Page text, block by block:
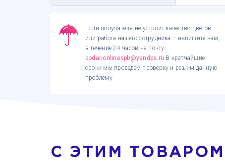
Если получателя не устроит качество цветов
или работа нашего сотрудника – напишите нам,
в течение 24 часов на почту:
podarionlinespb@yandex.ru.В кратчайшие
сроки мы проведем проверку и решим данную
проблему
С ЭТИМ ТОВАРОМ